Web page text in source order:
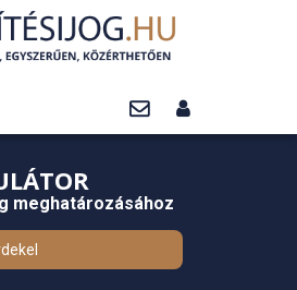
meghatározásához